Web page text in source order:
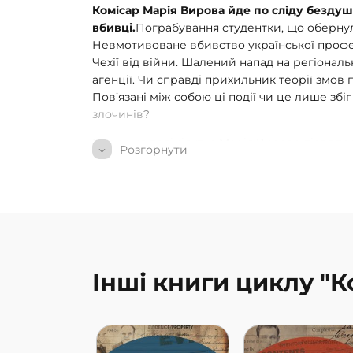
Комісар Марія Вирова йде по сліду
вбивці.Пограбування студентки, що
Невмотивоване вбивство української
Чехії від війни. Шалений напад на
агенції. Чи справді прихильник теорії
Пов’язані між собою ці події чи це лише
злочинів?
Колишня поліціянтка Марія Вирова після
останньої справи вирішила присвятити
без унікальної атмосфери історичних площ
старовинних університетських будівель. А
населених «чоловіками, які ненавидять
породжує нове зло. Але й справедливістю,
Розгорнути
Інші книги циклу